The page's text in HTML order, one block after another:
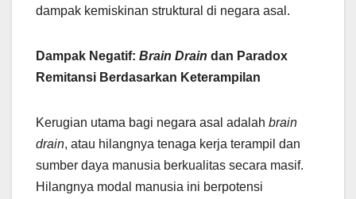
dampak kemiskinan struktural di negara asal.
Dampak Negatif: Brain Drain dan Paradox
Remitansi Berdasarkan Keterampilan
Kerugian utama bagi negara asal adalah brain
drain, atau hilangnya tenaga kerja terampil dan
sumber daya manusia berkualitas secara masif.
Hilangnya modal manusia ini berpotensi